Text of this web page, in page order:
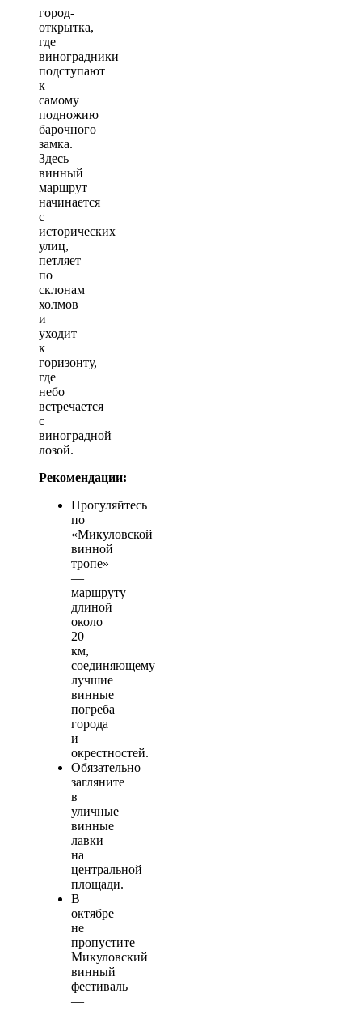
город-
открытка,
где
виноградники
подступают
к
самому
подножию
барочного
замка.
Здесь
винный
маршрут
начинается
с
исторических
улиц,
петляет
по
склонам
холмов
и
уходит
к
горизонту,
где
небо
встречается
с
виноградной
лозой.
Рекомендации:
Прогуляйтесь
по
«Микуловской
винной
тропе»
—
маршруту
длиной
около
20
км,
соединяющему
лучшие
винные
погреба
города
и
окрестностей.
Обязательно
загляните
в
уличные
винные
лавки
на
центральной
площади.
В
октябре
не
пропустите
Микуловский
винный
фестиваль
—